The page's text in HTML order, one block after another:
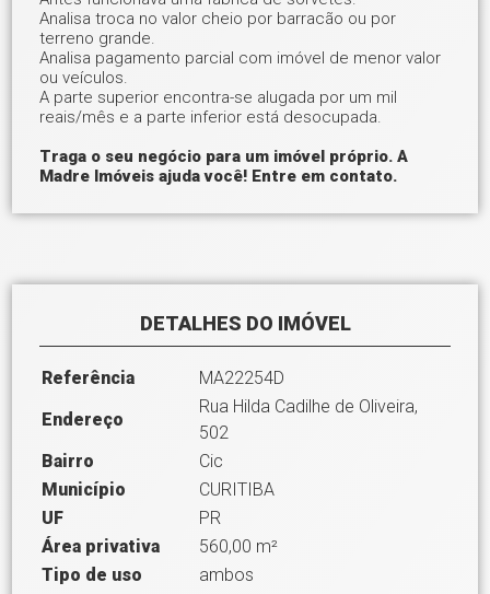
Analisa troca no valor cheio por barracão ou por
terreno grande.
Analisa pagamento parcial com imóvel de menor valor
ou veículos.
A parte superior encontra-se alugada por um mil
reais/mês e a parte inferior está desocupada.
Traga o seu negócio para um imóvel próprio. A
Madre Imóveis ajuda você! Entre em contato.
DETALHES DO IMÓVEL
Referência
MA22254D
Endereço
Rua Hilda Cadilhe de Oliveira,
502
Bairro
Cic
Município
CURITIBA
UF
PR
Área privativa
560,00 m²
Tipo de uso
ambos